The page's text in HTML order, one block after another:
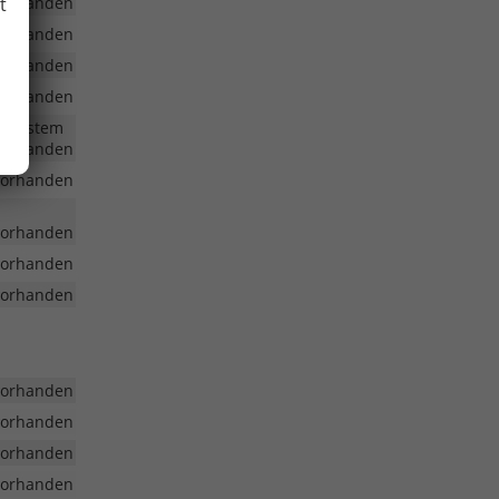
vorhanden
vorhanden
vorhanden
System
vorhanden